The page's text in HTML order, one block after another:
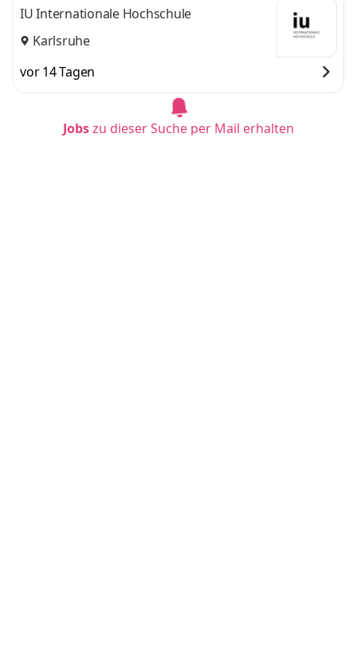
IU Internationale Hochschule
Karlsruhe
vor 14 Tagen
Jobszu dieser Suche per Mail erhalten